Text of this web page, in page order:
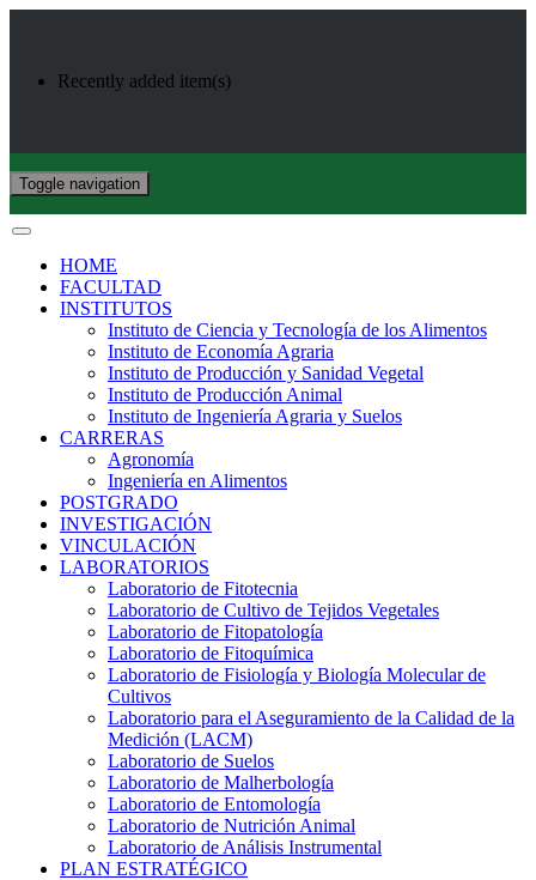
Recently added item(s)
Toggle navigation
HOME
FACULTAD
INSTITUTOS
Instituto de Ciencia y Tecnología de los Alimentos
Instituto de Economía Agraria
Instituto de Producción y Sanidad Vegetal
Instituto de Producción Animal
Instituto de Ingeniería Agraria y Suelos
CARRERAS
Agronomía
Ingeniería en Alimentos
POSTGRADO
INVESTIGACIÓN
VINCULACIÓN
LABORATORIOS
Laboratorio de Fitotecnia
Laboratorio de Cultivo de Tejidos Vegetales
Laboratorio de Fitopatología
Laboratorio de Fitoquímica
Laboratorio de Fisiología y Biología Molecular de
Cultivos
Laboratorio para el Aseguramiento de la Calidad de la
Medición (LACM)
Laboratorio de Suelos
Laboratorio de Malherbología
Laboratorio de Entomología
Laboratorio de Nutrición Animal
Laboratorio de Análisis Instrumental
PLAN ESTRATÉGICO